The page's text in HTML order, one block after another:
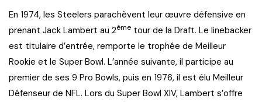
En 1974, les Steelers parachèvent leur œuvre défensive en
prenant Jack Lambert au 2ème tour de la Draft. Le linebacker
est titulaire d’entrée, remporte le trophée de Meilleur
Rookie et le Super Bowl. L’année suivante, il participe au
premier de ses 9 Pro Bowls, puis en 1976, il est élu Meilleur
Défenseur de NFL. Lors du Super Bowl XIV, Lambert s’offre